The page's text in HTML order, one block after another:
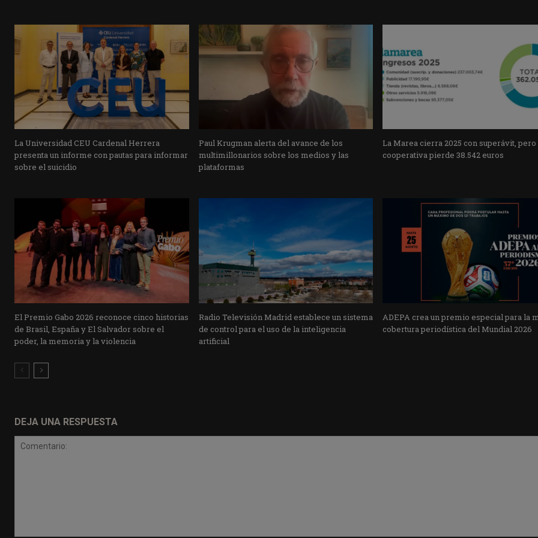
La Universidad CEU Cardenal Herrera
presenta un informe con pautas para informar
sobre el suicidio
Paul Krugman alerta del avance de los
multimillonarios sobre los medios y las
plataformas
La Marea cierra 2025 con superávit, pero
cooperativa pierde 38.542 euros
El Premio Gabo 2026 reconoce cinco historias
de Brasil, España y El Salvador sobre el
poder, la memoria y la violencia
Radio Televisión Madrid establece un sistema
de control para el uso de la inteligencia
artificial
ADEPA crea un premio especial para la
cobertura periodística del Mundial 2026
DEJA UNA RESPUESTA